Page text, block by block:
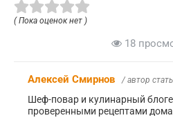
( Пока оценок нет )
18
Алексей Смирнов / автор
Шеф-повар и кулинарный
проверенными рецептами